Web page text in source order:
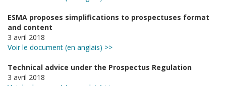
ESMA proposes simplifications to prospectuses format
and content
3 avril 2018
Voir le document (en anglais) >>
Technical advice under the Prospectus Regulation
3 avril 2018